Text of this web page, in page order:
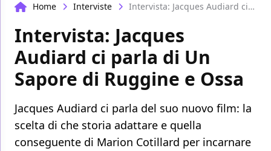
Home Interviste Intervista: Jacques Audiard ci parla di Un Sapore di Ruggine e Ossa
Intervista: Jacques
Audiard ci parla di Un
Sapore di Ruggine e Ossa
Jacques Audiard ci parla del suo nuovo film: la
scelta di che storia adattare e quella
conseguente di Marion Cotillard per incarnare